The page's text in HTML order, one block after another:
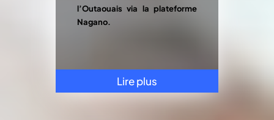
l’Outaouais via la plateforme
Nagano.
Lire plus